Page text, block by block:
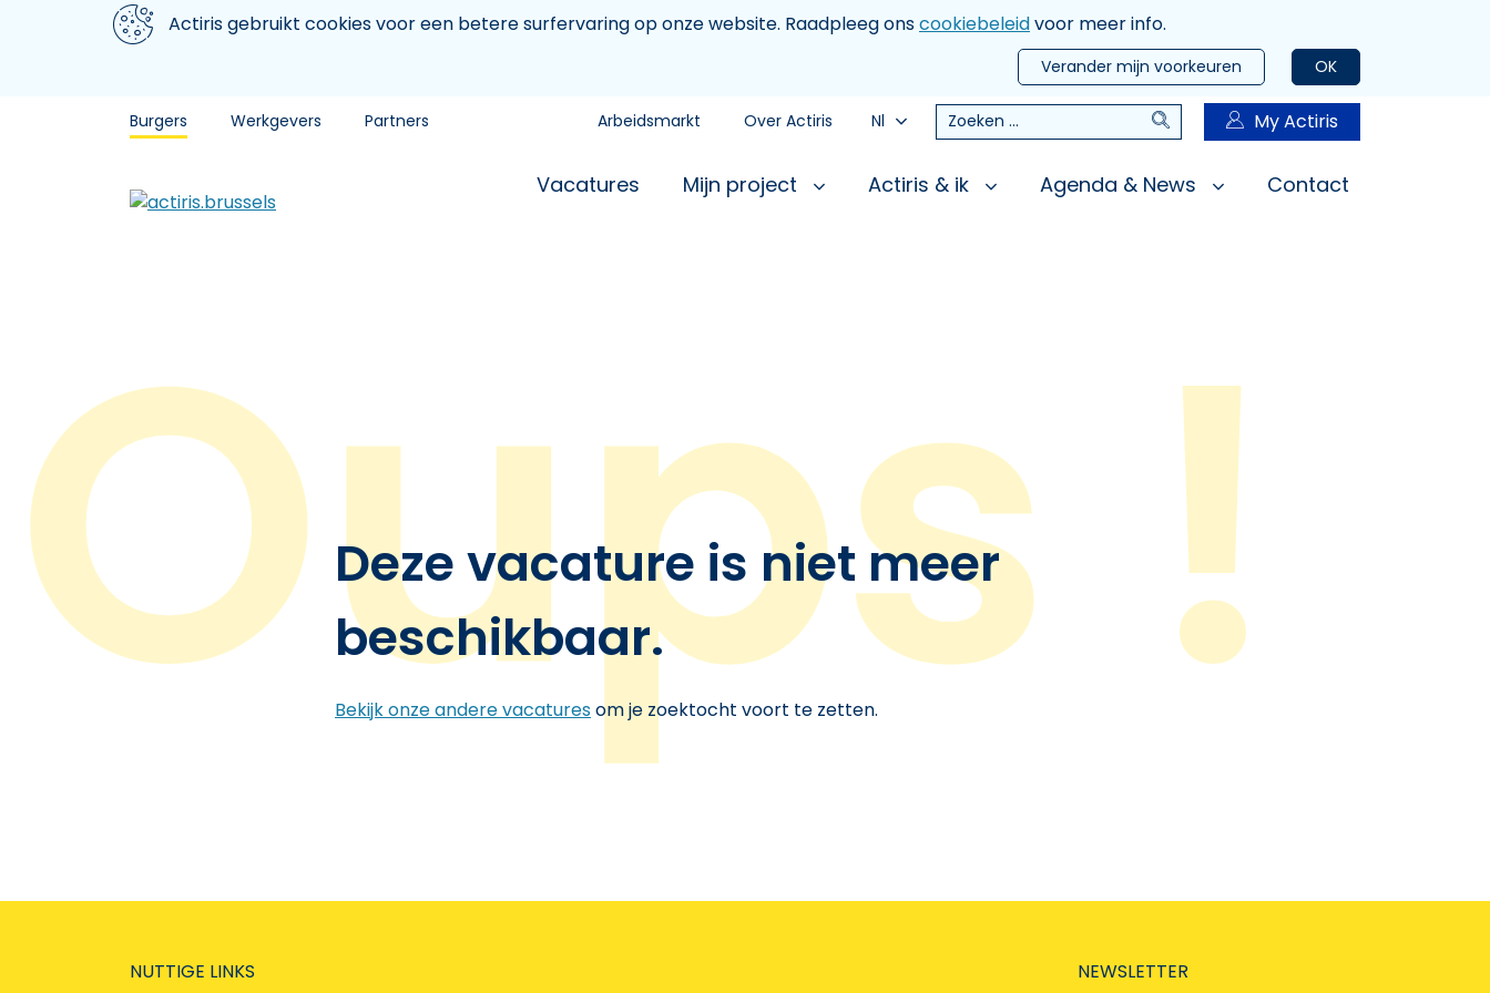
Aller au contenu principal
We gebruiken cookiesActiris gebruikt cookies voor een betere surfervaring op onze website. Raadpleeg onscookiebeleidvoor meer info.
OK
Verander mijn voorkeuren
Burgers Werkgevers Partners Arbeidsmarkt Over Actiris Nl Zoeken Zoeken My Actiris
Vacatures Mijn project Actiris & ik Agenda & News Contact
Deze vacature is niet meer
beschikbaar.
Bekijk onze andere vacaturesom je zoektocht voort te zetten.
NUTTIGE LINKS NEWSLETTER